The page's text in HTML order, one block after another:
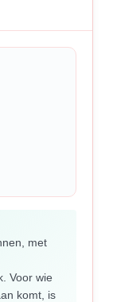
met
Voor wie
komt, is